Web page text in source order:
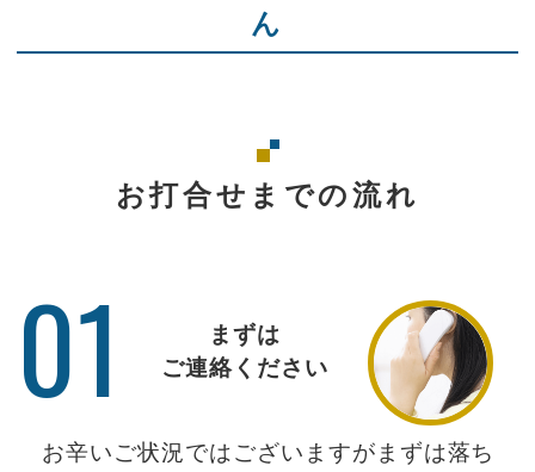
ん
お打合せまでの流れ
01
まずは
ご連絡ください
お辛いご状況ではございますがまずは落ち